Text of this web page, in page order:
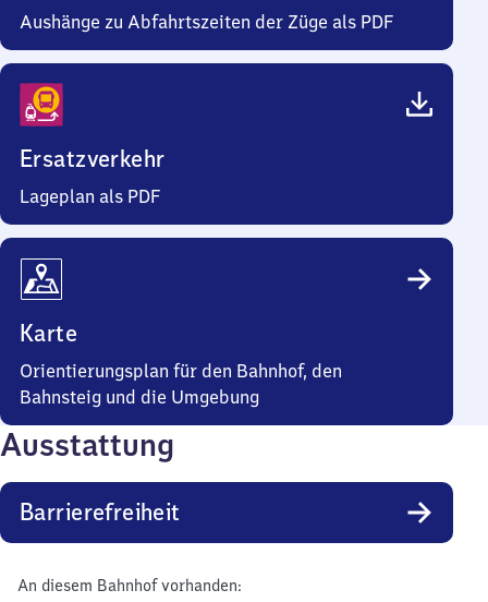
Aushänge zu Abfahrtszeiten der Züge als PDF
Ersatzverkehr
Lageplan als PDF
Karte
Orientierungsplan für den Bahnhof, den
Bahnsteig und die Umgebung
Ausstattung
Barrierefreiheit
An diesem Bahnhof vorhanden: